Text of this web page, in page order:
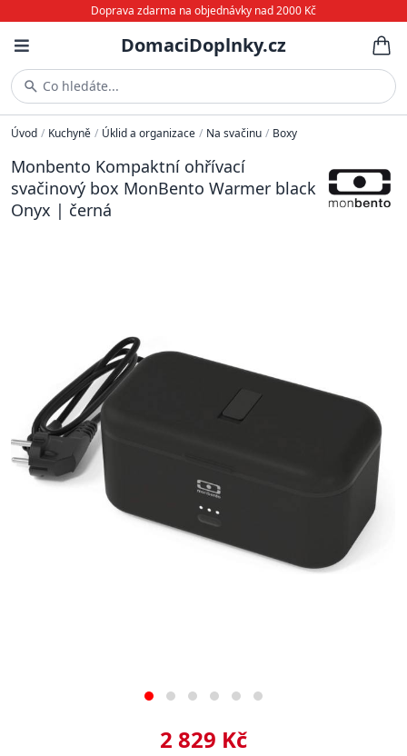
Doprava zdarma na objednávky nad 2000 Kč
DomaciDoplnky.cz
Co hledáte...
Úvod / Kuchyně / Úklid a organizace / Na svačinu / Boxy
Monbento Kompaktní ohřívací
svačinový box MonBento Warmer black
Onyx | černá
2 829 Kč